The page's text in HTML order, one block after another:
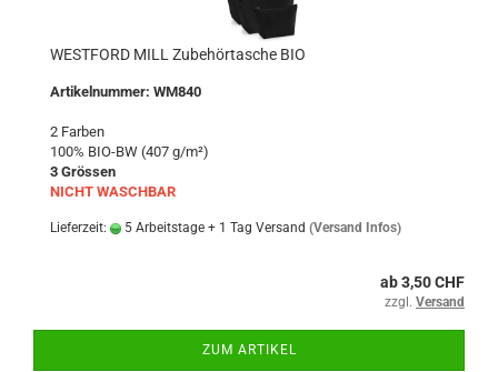
WESTFORD MILL Zubehörtasche BIO
Artikelnummer: WM840
2 Farben
100% BIO-BW (407 g/m²)
3 Grössen
NICHT WASCHBAR
Lieferzeit: 5 Arbeitstage + 1 Tag Versand (Versand Infos)
ab 3,50 CHF
zzgl. Versand
ZUM ARTIKEL